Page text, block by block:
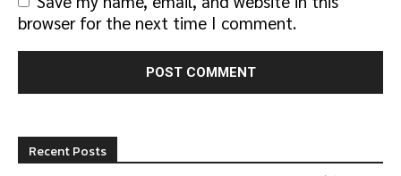
browser for the next time I comment.
Recent Posts